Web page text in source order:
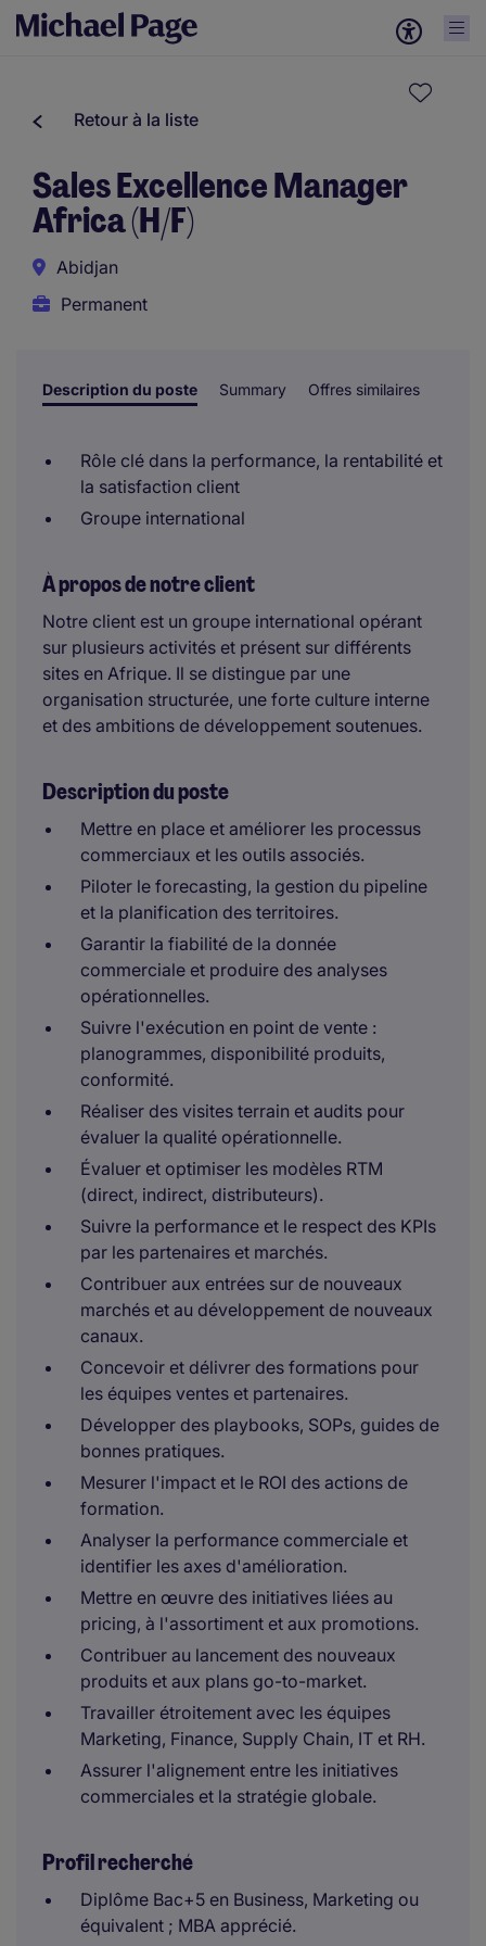
Retour à la liste
Sales Excellence Manager
Africa (H/F)
Abidjan
Permanent
Description du poste Summary Offres similaires
Rôle clé dans la performance, la rentabilité et
la satisfaction client
Groupe international
À propos de notre client
Notre client est un groupe international opérant
sur plusieurs activités et présent sur différents
sites en Afrique. Il se distingue par une
organisation structurée, une forte culture interne
et des ambitions de développement soutenues.
Description du poste
Mettre en place et améliorer les processus
commerciaux et les outils associés.
Piloter le forecasting, la gestion du pipeline
et la planification des territoires.
Garantir la fiabilité de la donnée
commerciale et produire des analyses
opérationnelles.
Suivre l'exécution en point de vente :
planogrammes, disponibilité produits,
conformité.
Réaliser des visites terrain et audits pour
évaluer la qualité opérationnelle.
Évaluer et optimiser les modèles RTM
(direct, indirect, distributeurs).
Suivre la performance et le respect des KPIs
par les partenaires et marchés.
Contribuer aux entrées sur de nouveaux
marchés et au développement de nouveaux
canaux.
Concevoir et délivrer des formations pour
les équipes ventes et partenaires.
Développer des playbooks, SOPs, guides de
bonnes pratiques.
Mesurer l'impact et le ROI des actions de
formation.
Analyser la performance commerciale et
identifier les axes d'amélioration.
Mettre en œuvre des initiatives liées au
pricing, à l'assortiment et aux promotions.
Contribuer au lancement des nouveaux
produits et aux plans go-to-market.
Travailler étroitement avec les équipes
Marketing, Finance, Supply Chain, IT et RH.
Assurer l'alignement entre les initiatives
commerciales et la stratégie globale.
Profil recherché
Diplôme Bac+5 en Business, Marketing ou
équivalent ; MBA apprécié.